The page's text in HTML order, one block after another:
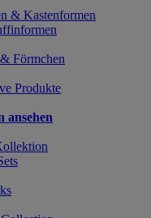
& Kastenformen
Förmchen
Produkte
ansehen